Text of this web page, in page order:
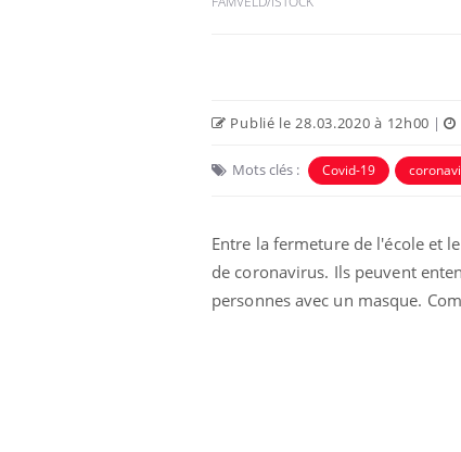
Publié le 28.03.2020 à 12h00 |
Mots clés : Covid-19
Entre la fermeture de l'école et
de coronavirus. Ils peuvent
personnes avec un masque.